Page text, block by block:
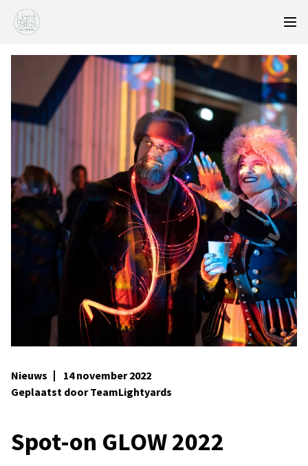
Nieuws
14 november 2022
Geplaatst door TeamLightyards
Spot-on GLOW 2022